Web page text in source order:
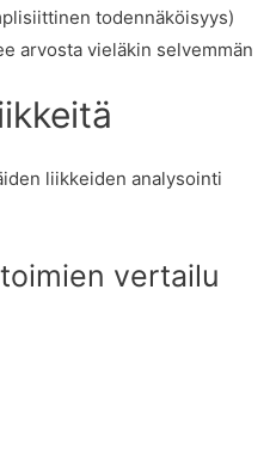
todennäköisyys)
arvosta vieläkin selvemmän
liikkeiden analysointi
vertailu